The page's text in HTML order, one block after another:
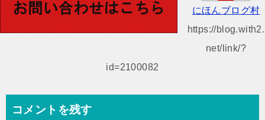
ビ
にほんブログ村
https://blog.with2.
net/link/?
id=2100082
コメントを残す